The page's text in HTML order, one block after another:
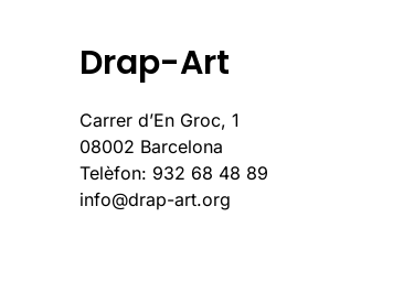
Drap-Art
Carrer d’En Groc, 1
08002 Barcelona
Telèfon: 932 68 48 89
info@drap-art.org